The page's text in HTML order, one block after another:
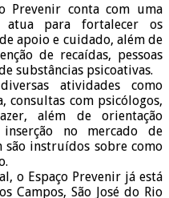
Prevenir conta com uma
para fortalecer os
apoio e cuidado, além de
de recaídas, pessoas
substâncias psicoativas.
atividades como
consultas com psicólogos,
além de orientação
no mercado de
são instruídos sobre como
o Espaço Prevenir já está
Campos, São José do Rio